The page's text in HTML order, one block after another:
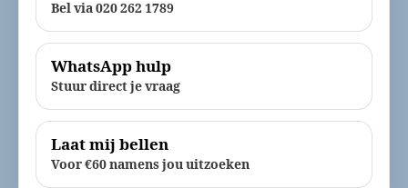
Bel via 020 262 1789
WhatsApp hulp
Stuur direct je vraag
Laat mij bellen
Voor €60 namens jou uitzoeken